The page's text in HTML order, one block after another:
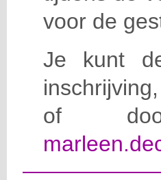
voor de
Je kunt
of